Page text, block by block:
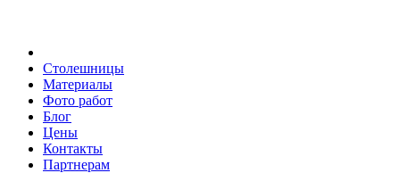
Столешницы
Материалы
Фото работ
Блог
Цены
Контакты
Партнерам